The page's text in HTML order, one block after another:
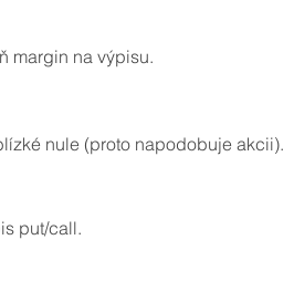
margin na výpisu.
nule (proto napodobuje akcii).
put/call.